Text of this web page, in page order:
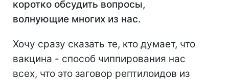
коротко обсудить вопросы,
волнующие многих из нас.
Хочу сразу сказать те, кто думает, что
вакцина - способ чиппирования нас
всех, что это заговор рептилоидов из